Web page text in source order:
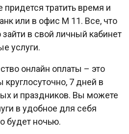
придется тратить время и
или в офис М 11. Все, что
в свой личный кабинет
услуги.
онлайн оплаты – это
7 дней в
и праздников. Вы можете
в удобное для себя
будет ночью.